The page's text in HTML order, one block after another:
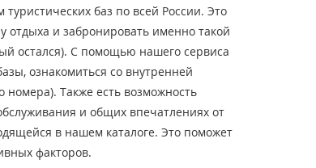
баз по всей России. Это
отдыха и забронировать именно такой
остался). С помощью нашего сервиса
ознакомиться со внутренней
номера). Также есть возможность
и общих впечатлениях от
в нашем каталоге. Это поможет
факторов.